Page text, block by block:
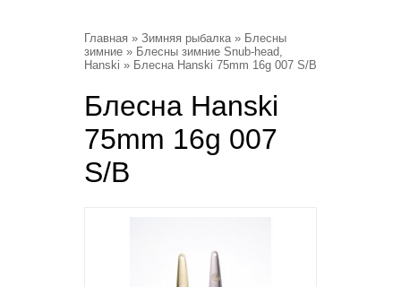
Главная » Зимняя рыбалка» Блесны
зимние » Блесны зимние Snub-head,
Hanski » Блесна Hanski 75mm 16g 007 S/B
Блесна Hanski
75mm 16g 007
S/B